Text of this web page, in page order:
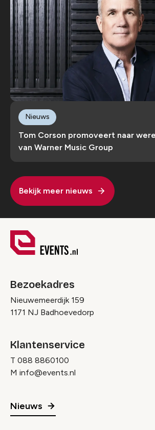
Tom Corson promoveert naar
van Warner Music Group
Nieuws
Bekijk meer nieuws
Bezoekadres
Nieuwemeerdijk 159
1171 NJ Badhoevedorp
Klantenservice
T 088 8860100
M info@events.nl
Nieuws